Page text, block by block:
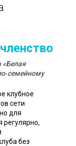
«Белая
клубное
сети
для
регулярно,
без